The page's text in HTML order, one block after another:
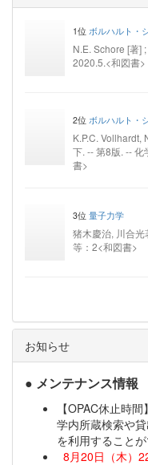
1位 ボルハルト・
N.E. Schore [著]
2020.5.<和図書>
2位 ボルハルト・
K.P.C. Vollhardt,
下. -- 第8版. --
書>
3位 量子力学
猪木慶治, 川合
等：2<和図書>
お知らせ
● メンテナンス情報
【OPAC休止時
学内所蔵検索や
を利用することが
8月20日（木）